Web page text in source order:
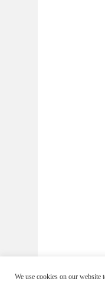
We use cookies on our website